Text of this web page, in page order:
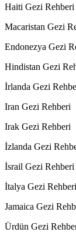
Haiti Gezi Rehberi
Macaristan Gezi
Endonezya Gezi
Hindistan Gezi
İrlanda Gezi
Iran Gezi Rehberi
Irak Gezi Rehberi
İzlanda Gezi
İsrail Gezi Rehberi
İtalya Gezi Rehberi
Jamaica Gezi
Ürdün Gezi